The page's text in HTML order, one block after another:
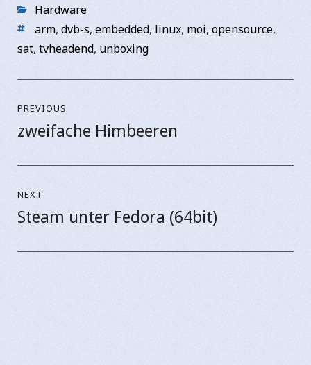
Categories
Hardware
Tagsarm, dvb-s, embedded, linux, moi, opensource,
sat, tvheadend, unboxing
PREVIOUS
Previous
zweifache Himbeeren
NEXT
Next
Steam unter Fedora (64bit)